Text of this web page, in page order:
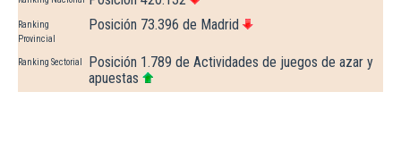
Ranking
Provincial
Posición 73.396 de Madrid
Ranking Sectorial
Posición 1.789 de Actividades de juegos de azar y
apuestas